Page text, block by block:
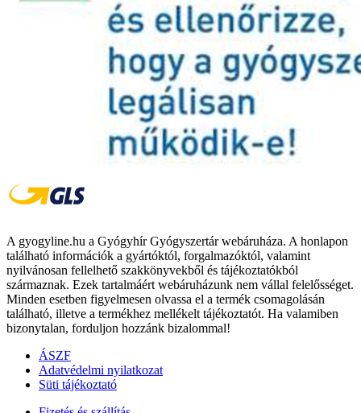
A gyogyline.hu a Gyógyhír Gyógyszertár webáruháza. A honlapon
található információk a gyártóktól, forgalmazóktól, valamint
nyilvánosan fellelhető szakkönyvekből és tájékoztatókból
származnak. Ezek tartalmáért webáruházunk nem vállal felelősséget.
Minden esetben figyelmesen olvassa el a termék csomagolásán
található, illetve a termékhez mellékelt tájékoztatót. Ha valamiben
bizonytalan, forduljon hozzánk bizalommal!
ÁSZF
Adatvédelmi nyilatkozat
Süti tájékoztató